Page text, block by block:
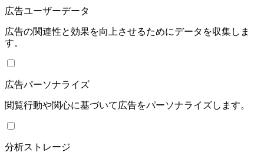
広告ユーザーデータ
広告の関連性と効果を向上させるためにデータを収集しま
す。
広告パーソナライズ
閲覧行動や関心に基づいて広告をパーソナライズします。
分析ストレージ